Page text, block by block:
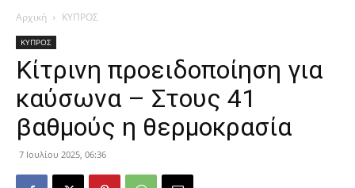
Αρχική ΚΥΠΡΟΣ
ΚΥΠΡΟΣ
Κίτρινη προειδοποίηση για
καύσωνα – Στους 41
βαθμούς η θερμοκρασία
7 Ιουλίου 2025, 06:36